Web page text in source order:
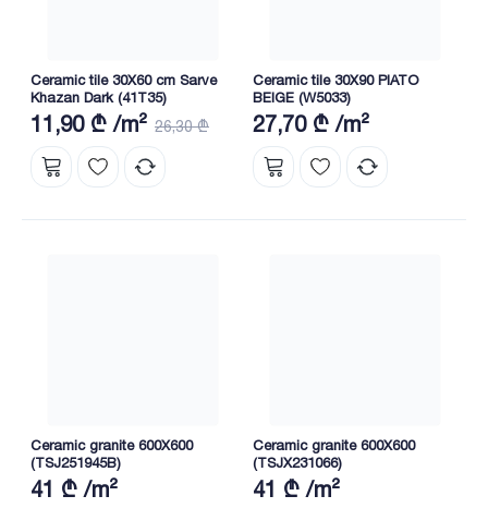
Ceramic tile 30X60 cm Sarve
Khazan Dark (41T35)
11,90 ₾ /m² 26,30 ₾
Ceramic tile 30X90 PIATO
BEIGE (W5033)
27,70 ₾ /m²
Ceramic granite 600X600
(TSJ251945B)
41 ₾ /m²
Ceramic granite 600X600
(TSJX231066)
41 ₾ /m²